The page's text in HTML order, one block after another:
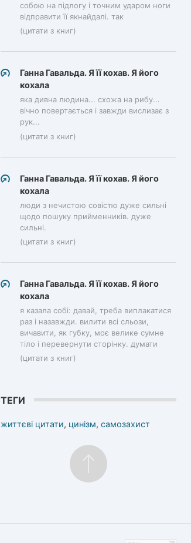
собою на підлогу і точним ударом ноги
відправити її якнайдалі. так
(цитати з книг)
Ганна Гавальда. Я її кохав. Я його
кохала
яка дивна людина... схожа на рибу...
вічно повертається і завжди вислизає з
рук...
(цитати з книг)
Ганна Гавальда. Я її кохав. Я його
кохала
люди з нечистою совістю дуже сильні
щодо пошуку прийменників. дуже
сильні.
(цитати з книг)
Ганна Гавальда. Я її кохав. Я його
кохала
я казала собі: давай, треба виплакатися
раз і назавжди. вилити всі сльози,
вичавити, як губку, моє велике сумне
тіло і перевернути сторінку. думати
(цитати з книг)
ТЕГИ
життєві цитати, цинізм, самозахист